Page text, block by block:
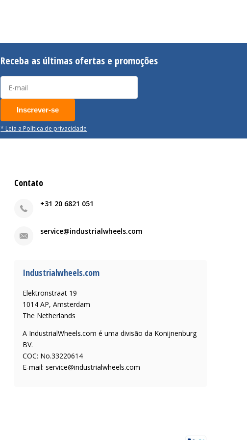
Receba as últimas ofertas e promoções
Inscrever-se
* Leia a Política de privacidade
Contato
+31 20 6821 051
service@industrialwheels.com
Industrialwheels.com
Elektronstraat 19
1014 AP, Amsterdam
The Netherlands
A IndustrialWheels.com é uma divisão da Konijnenburg
BV.
COC: No.33220614
E-mail:service@industrialwheels.com